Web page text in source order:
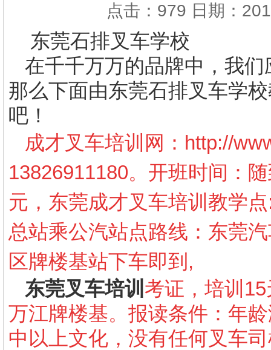
点击：979 日期：
东莞石排叉车学校
在千千万万的品牌中，我
那么下面由东莞石排叉车学
吧！
成才叉车培训网： http://
13826911180。开班时间：
元，东莞成才叉车培训教学
总站乘公汽站点路线：东莞
区牌楼基站下车即到,
东莞叉车培训 考证，培训
万江牌楼基。报读条件：年
中以上文化，没有任何叉车